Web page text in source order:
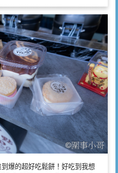
爆的超好吃鬆餅！好吃到我想